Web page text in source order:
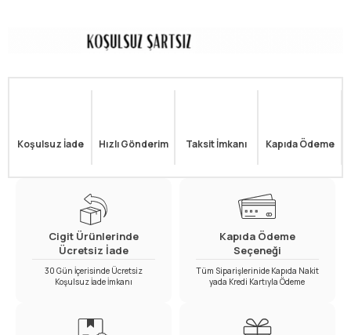
Koşulsuz İade Hızlı Gönderim Taksit İmkanı Kapıda Ödeme
Cigit Ürünlerinde
Ücretsiz İade
30 Gün İçerisinde Ücretsiz
Koşulsuz İade İmkanı
Kapıda Ödeme
Seçeneği
Tüm Siparişlerinide Kapıda Nakit
yada Kredi Kartıyla Ödeme